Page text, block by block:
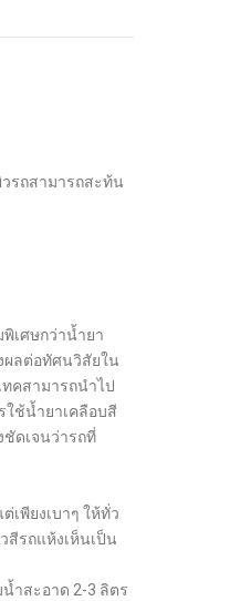
รถสามารถสะท้น
เศษกว่าน้ำยา
ผลต่อทัศนวิสัยใน
ทคสามารถนำไป
ใช้น้ำยาเคลือบสี
ดเจนว่ารถที่
เพียงเบาๆ ให้ทั่ว
สีรถแห้งเห็นเป็น
ำสะอาด 2-3 ลิตร